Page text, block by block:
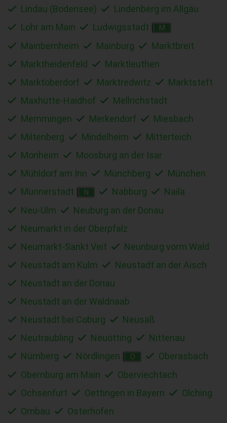
Lindau (Bodensee)
Lindenberg im Allgäu
Lohr am Main
Ludwigsstadt M
Mainbernheim Mainburg
Marktbreit
Marktheidenfeld
Marktleuthen
Marktoberdorf
Marktredwitz
Marktsteft
Maxhütte-Haidhof
Mellrichstadt
Memmingen
Merkendorf
Miesbach
Miltenberg
Mindelheim
Mitterteich
Monheim
Moosburg an der Isar
Mühldorf am Inn
Münchberg
München
Münnerstadt
N Nabburg
Naila
Neu-Ulm
Neuburg an der Donau
Neumarkt in der Oberpfalz
Neumarkt-Sankt Veit
Neunburg vorm Wald
Neustadt am Kulm
Neustadt an der Aisch
Neustadt an der Donau
Neustadt an der Waldnaab
Neustadt bei Coburg
Neusäß
Neutraubling
Neuötting
Nittenau
Nürnberg
Nördlingen O
Oberasbach
Obernburg am Main
Oberviechtach
Ochsenfurt
Oettingen in Bayern
Olching
Ornbau
Osterhofen